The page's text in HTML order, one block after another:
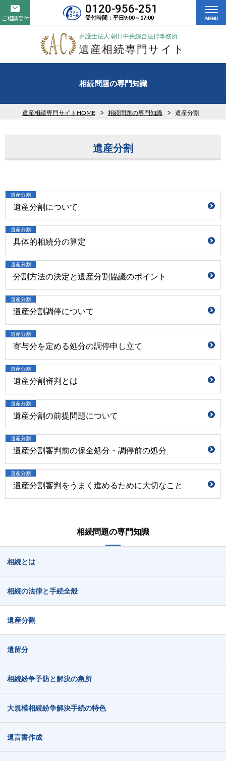
ご相談受付
0120-956-251
受付時間：平日9:00～17:00 MENU
相続問題の専門知識
遺産相続専門サイトHOME 相続問題の専門知識 遺産分割
遺産分割
遺産分割
遺産分割について
遺産分割
具体的相続分の算定
遺産分割
分割方法の決定と遺産分割協議のポイント
遺産分割
遺産分割調停について
遺産分割
寄与分を定める処分の調停申し立て
遺産分割
遺産分割審判とは
遺産分割
遺産分割の前提問題について
遺産分割
遺産分割審判前の保全処分・調停前の処分
遺産分割
遺産分割審判をうまく進めるために大切なこと
相続問題の専門知識
相続とは
相続の法律と手続全般
遺産分割
遺留分
相続紛争予防と解決の急所
大規模相続紛争解決手続の特色
遺言書作成